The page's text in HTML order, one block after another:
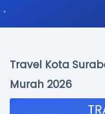
Travel Kota
Murah 2026